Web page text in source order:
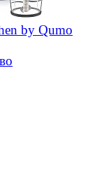
by Qumo